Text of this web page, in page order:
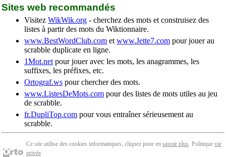
Sites web recommandés
Visitez WikWik.org - cherchez des mots et construisez des
listes à partir des mots du Wiktionnaire.
www.BestWordClub.com et www.Jette7.com pour jouer au
scrabble duplicate en ligne.
1Mot.net pour jouer avec les mots, les anagrammes, les
suffixes, les préfixes, etc.
Ortograf.ws pour chercher des mots.
www.ListesDeMots.com pour des listes de mots utiles au jeu
de scrabble.
fr.DupliTop.com pour vous entraîner sérieusement au
scrabble.
Ce site utilise des cookies informatiques, cliquez pour en savoir plus. Politique vie
privée.